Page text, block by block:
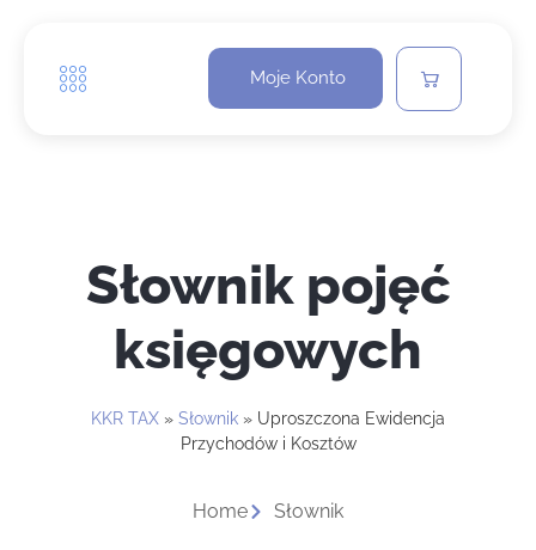
Moje Konto
Słownik pojęć
księgowych
KKR TAX » Słownik » Uproszczona Ewidencja
Przychodów i Kosztów
Home Słownik